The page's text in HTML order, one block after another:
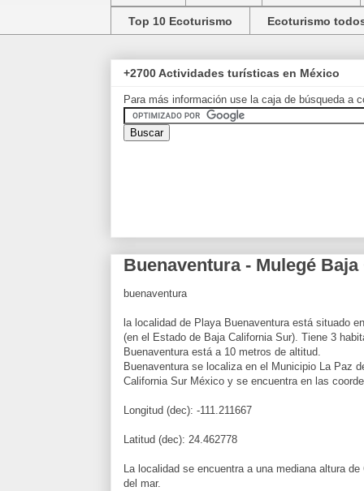
Top 10 Ecoturismo Ecoturismo
+2700 Actividades turísticas en México
Para más información use la caja de búsqueda a
Buenaventura - Mulegé
buenaventura
la localidad de Playa Buenaventura está situado
(en el Estado de Baja California Sur). Tiene 3
Buenaventura está a 10 metros de altitud.
Buenaventura se localiza en el Municipio La Paz
California Sur México y se encuentra en las
Longitud (dec): -111.211667
Latitud (dec): 24.462778
La localidad se encuentra a una mediana altura
del mar.